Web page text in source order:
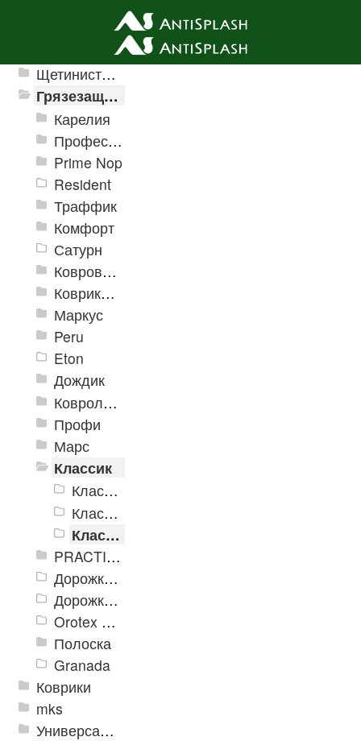
Ячеистые грязезащитные покрытия
Щетинистые покрытия
Грязезащитные, влаговпитывающие покрытия
Карелия
Профессиональные грязезащитные ковры AntiSplash Carpet
Prime Nop
Resident
Траффик
Комфорт
Сатурн
Ковровое покрытие "Цикада"
Коврики «Heavy» на резиновой подложке
Маркус
Peru
Eton
Дождик
Ковролиновые дорожки «Rekord»
Профи
Марс
Классик
Классик коричневый
Классик серый
Классик черный
PRACTICAL
Дорожка влаговпитывающая Лидер XL
Дорожки «Фаворит»
Orotex GIN
Полоска
Granada
Коврики
mks
Универсальные модульные покрытия